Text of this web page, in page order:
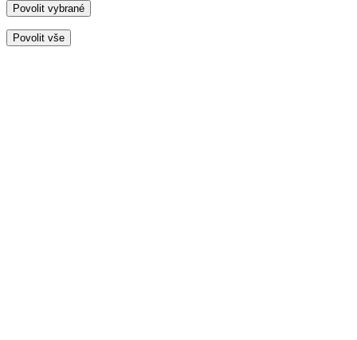
Povolit vybrané
Povolit vše